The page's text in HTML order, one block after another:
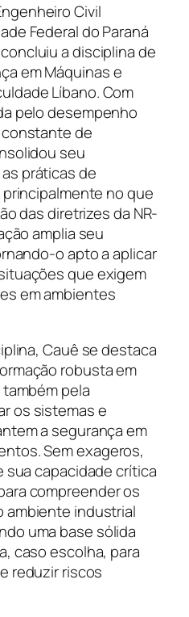
Civil
Federal do Paraná
a disciplina de
em Máquinas e
Líbano. Com
pelo desempenho
de
seu
práticas de
no que
das diretrizes da NR-
amplia seu
o apto a aplicar
que exigem
em ambientes
Cauê se destaca
robusta em
pela
os sistemas e
a segurança em
Sem exageros,
sua capacidade crítica
compreender os
ambiente industrial
uma base sólida
caso escolha, para
reduzir riscos